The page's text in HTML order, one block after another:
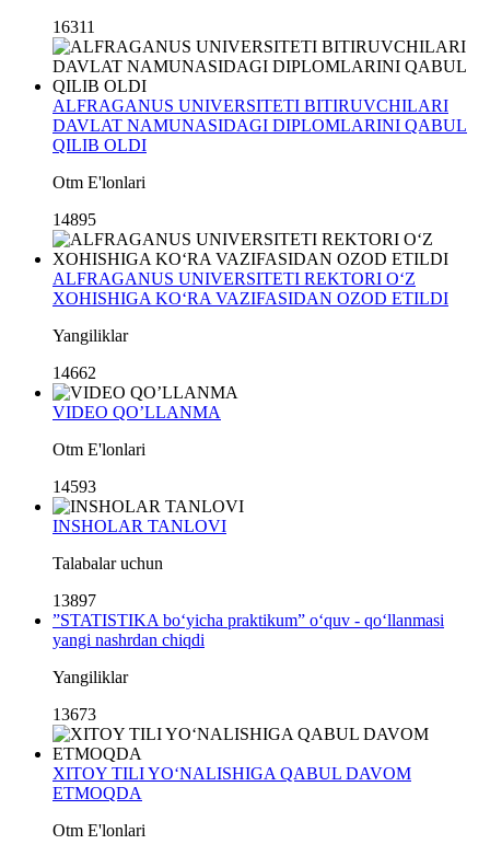
16311
ALFRAGANUS UNIVERSITETI BITIRUVCHILARI
DAVLAT NAMUNASIDAGI DIPLOMLARINI QABUL
QILIB OLDI
Otm E'lonlari
14895
ALFRAGANUS UNIVERSITETI REKTORI O‘Z
XOHISHIGA KO‘RA VAZIFASIDAN OZOD ETILDI
Yangiliklar
14662
VIDEO QO’LLANMA
Otm E'lonlari
14593
INSHOLAR TANLOVI
Talabalar uchun
13897
”STATISTIKA bo‘yicha praktikum” o‘quv - qo‘llanmasi
yangi nashrdan chiqdi
Yangiliklar
13673
XITOY TILI YO‘NALISHIGA QABUL DAVOM
ETMOQDA
Otm E'lonlari